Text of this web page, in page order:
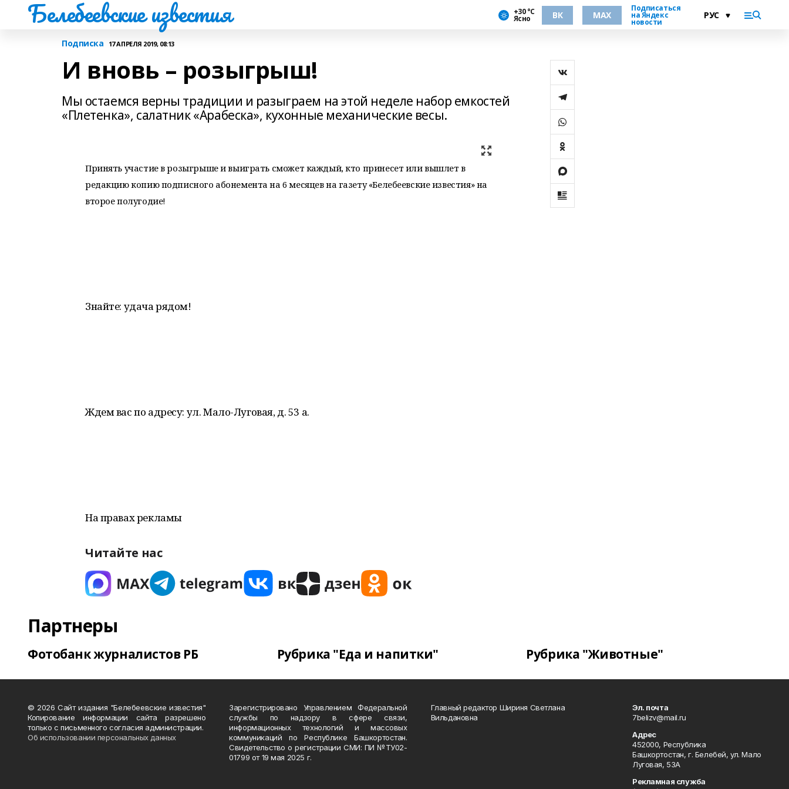
Белебеевские известия +30 °С
Ясно ВК MAX
Подписаться
на Яндекс
новости
Подписка 17 АПРЕЛЯ 2019, 08:13
И вновь – розыгрыш!
Мы остаемся верны традиции и разыграем на этой неделе набор емкостей
«Плетенка», салатник «Арабеска», кухонные механические весы.
Принять участие в розыгрыше и выиграть сможет каждый, кто принесет или вышлет в
редакцию копию подписного абонемента на 6 месяцев на газету «Белебеевские известия» на
второе полугодие!
Знайте: удача рядом!
Ждем вас по адресу: ул. Мало-Луговая, д. 53 а.
На правах рекламы
Читайте нас
Партнеры
Фотобанк журналистов РБ Рубрика "Еда и напитки" Рубрика "Животные"
© 2026 Сайт издания "Белебеевские известия"
Копирование информации сайта разрешено
только с письменного согласия администрации.
Об использовании персональных данных
Зарегистрировано Управлением Федеральной
службы по надзору в сфере связи,
информационных технологий и массовых
коммуникаций по Республике Башкортостан.
Свидетельство о регистрации СМИ: ПИ №ТУ02-
01799 от 19 мая 2025 г.
Главный редактор Шириня Светлана
Вильдановна
Эл. почта
7belizv@mail.ru
Адрес
452000, Республика
Башкортостан, г. Белебей, ул. Мало
Луговая, 53А
Рекламная служба